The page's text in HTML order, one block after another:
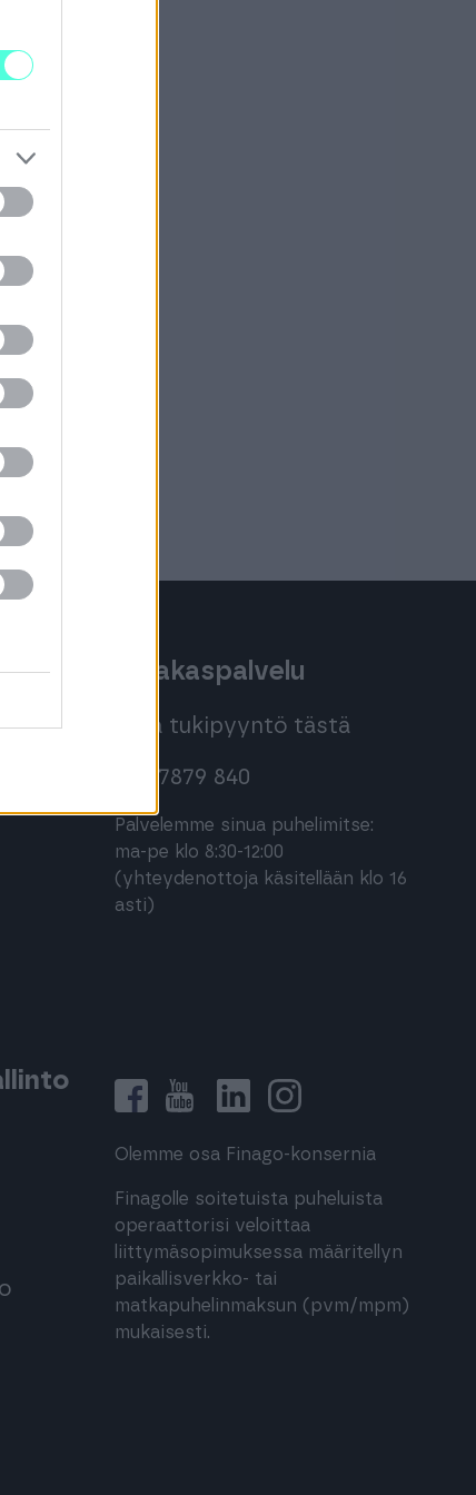
Asiakaspalvelu
Jätä tukipyyntö tästä
020 7879 840
Palvelemme sinua puhelimitse:
ma-pe klo 8:30-12:00
(yhteydenottoja käsitellään klo 16
asti)
Olemme osa Finago-konsernia
Finagolle soitetuista puheluista
operaattorisi veloittaa
liittymäsopimuksessa määritellyn
paikallisverkko- tai
matkapuhelinmaksun (pvm/mpm)
mukaisesti.